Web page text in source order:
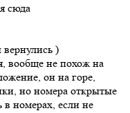
сюда
)
вообще не похож на
он на горе,
но номера открытые
в номерах, если не